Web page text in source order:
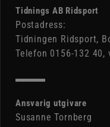
Tidnings AB Ridsport
Postadress:
Tidningen Ridsport,
Telefon 0156-132
Ansvarig utgivare
Susanne Tornberg